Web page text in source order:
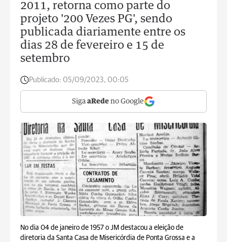
2011, retorna como parte do
projeto '200 Vezes PG', sendo
publicada diariamente entre os
dias 28 de fevereiro e 15 de
setembro
Publicado: 05/09/2023, 00:05
Siga aRede no Google
No dia 04 de janeiro de 1957 o JM destacou a eleição de
diretoria da Santa Casa de Misericórdia de Ponta Grossa e a